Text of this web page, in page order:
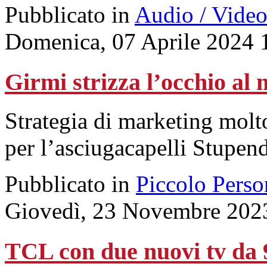
Pubblicato in Audio / Video
Domenica, 07 Aprile 2024
Girmi strizza l’occhio al
Strategia di marketing
per l’asciugacapelli
Pubblicato in Piccolo
Giovedì, 23 Novembre
TCL con due nuovi tv da